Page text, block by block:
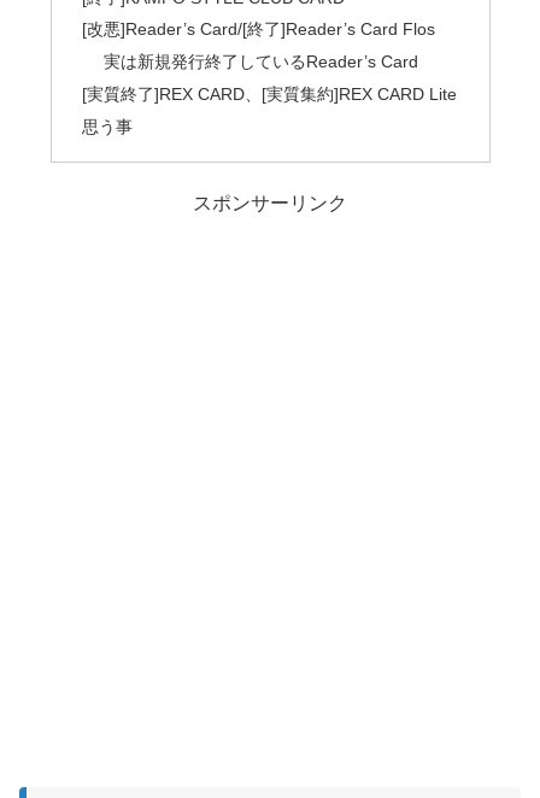
[改悪]Reader’s Card/[終了]Reader’s Card Flos
実は新規発行終了しているReader’s Card
[実質終了]REX CARD、[実質集約]REX CARD Lite
思う事
スポンサーリンク